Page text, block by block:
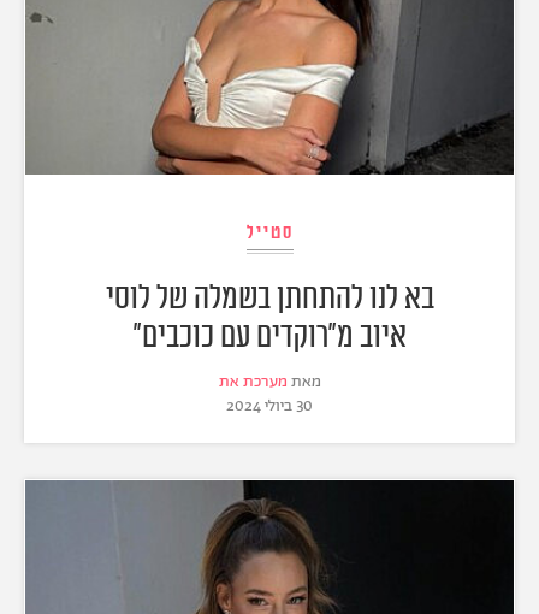
סטייל
בא לנו להתחתן בשמלה של לוסי
איוב מ"רוקדים עם כוכבים"
מאת מערכת את
30 ביולי 2024